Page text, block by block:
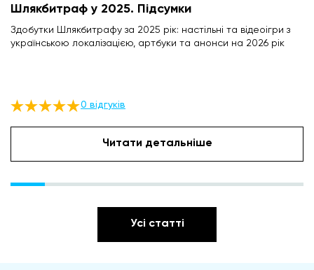
Шлякбитраф у 2025. Підсумки
Здобутки Шлякбитрафу за 2025 рік: настільні та відеоігри з
українською локалізацією, артбуки та анонси на 2026 рік
0 відгуків
Читати детальніше
Усі статті